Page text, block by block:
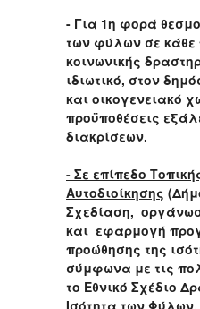
- Για 1η φορά
των φύλων σε κάθε
κοινωνικής
ιδιωτικό, στον
και οικογενειακό
προϋποθέσεις
διακρίσεων.
- Σε επίπεδο
Αυτοδιοίκησης
Σχεδίαση,
και εφαρμογή
προώθησης της
σύμφωνα με τις
το Εθνικό Σχέδιο
Ισότητα των